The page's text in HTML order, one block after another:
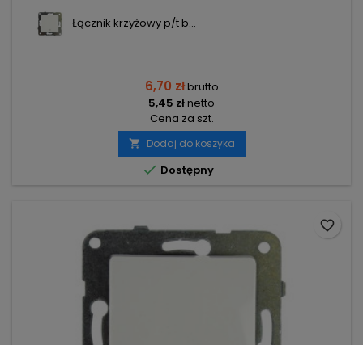
Łącznik krzyżowy p/t b...
6,70 złbrutto
5,45 złnetto
Cena za szt.
 Dodaj do koszyka
 Dostępny
favorite_border